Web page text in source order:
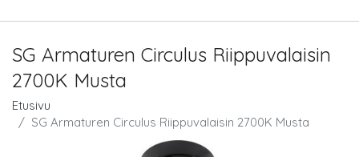
SG Armaturen Circulus Riippuvalaisin
2700K Musta
Etusivu
SG Armaturen Circulus Riippuvalaisin 2700K Musta